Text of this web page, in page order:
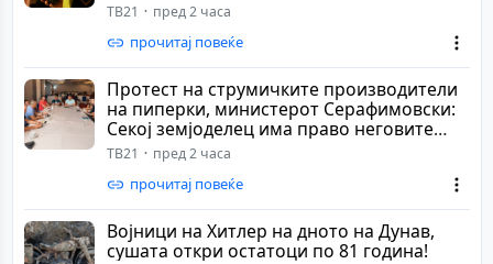
ТВ21 пред 2 часа
прочитај повеќе
Протест на струмичките производители
на пиперки, министерот Серафимовски:
Секој земјоделец има право неговите
аргумен...
ТВ21 пред 2 часа
прочитај повеќе
Војници на Хитлер на дното на Дунав,
сушaта откри остатоци по 81 година!